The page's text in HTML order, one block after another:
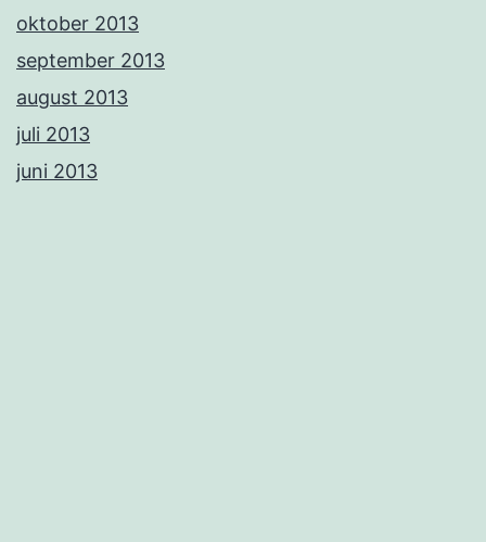
oktober 2013
september 2013
august 2013
juli 2013
juni 2013